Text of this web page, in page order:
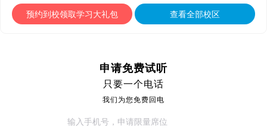
预约到校领取学习大礼包 查看全部校区
申请免费试听
只要一个电话
我们为您免费回电